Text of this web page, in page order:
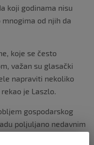
koji godinama nisu
od njih da
koje se često
važan su glasački
napraviti nekoliko
je Laszlo.
gospodarskog
poljuljano nedavnim